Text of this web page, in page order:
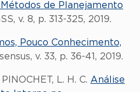
de Planejamento
v. 8, p. 313-325, 2019.
Pouco Conhecimento,
v. 33, p. 36-41, 2019.
L. H. C. Análise